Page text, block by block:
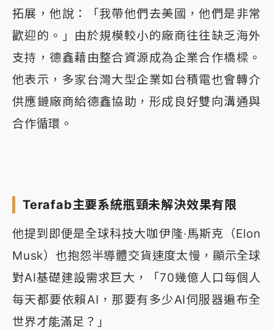
拓展，他說：「我帶他們去美國，他們是非常
歡迎的。」由於規模較小的廠商往往缺乏海外
支持，德鑫藉由整合資源成為企業合作橋樑。
他表示，多家台灣大型企業如台積電也會轉介
供應鏈廠商給德鑫協助，形成良好雙向溝通與
合作循環。
Terafab主要系統瓶頸未解決效果有限
他提到即便是全球科技大咖伊隆·馬斯克（Elon
Musk）也抱怨半導體交貨速度太慢，顯示全球
對AI基礎建設需求巨大，「70幾億人口每個人
每天都要依賴AI，那要有多少AI伺服器遍布全
世界才能滿足？」